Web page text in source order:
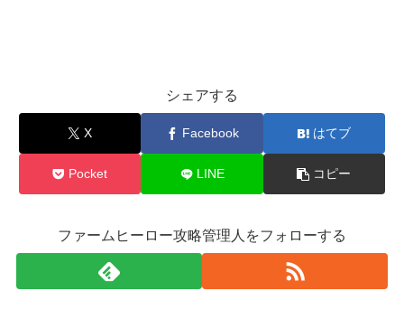
シェアする
X Facebook はてブ
Pocket LINE コピー
ファームヒーロー攻略管理人をフォローする